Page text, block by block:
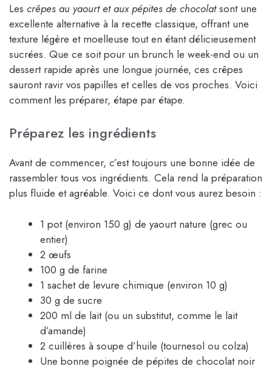
Les crêpes au yaourt et aux pépites de chocolatsont une
excellente alternative à la recette classique, offrant une
texture légère et moelleuse tout en étant délicieusement
sucrées. Que ce soit pour un brunch le week-end ou un
dessert rapide après une longue journée, ces crêpes
sauront ravir vos papilles et celles de vos proches. Voici
comment les préparer, étape par étape.
Préparez les ingrédients
Avant de commencer, c’est toujours une bonne idée de
rassembler tous vos ingrédients. Cela rend la préparation
plus fluide et agréable. Voici ce dont vous aurez besoin :
1 pot (environ 150 g) de yaourt nature (grec ou
entier)
2 œufs
100 g de farine
1 sachet de levure chimique (environ 10 g)
30 g de sucre
200 ml de lait (ou un substitut, comme le lait
d’amande)
2 cuillères à soupe d’huile (tournesol ou colza)
Une bonne poignée de pépites de chocolat noir